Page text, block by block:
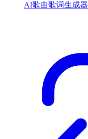
AI歌曲歌词生成器